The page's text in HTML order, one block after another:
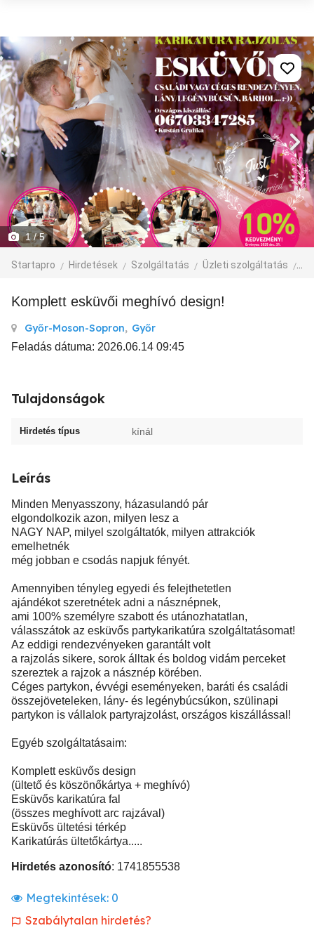
1/ 5
Startapro Hirdetések Szolgáltatás Üzleti szolgáltatás
Komplett esküvői meghívó design!
Győr-Moson-Sopron, Győr
Feladás dátuma: 2026.06.14 09:45
Tulajdonságok
Hirdetés típus kínál
Leírás
Minden Menyasszony, házasulandó pár
elgondolkozik azon, milyen lesz a
NAGY NAP, milyel szolgáltatók, milyen attrakciók
emelhetnék
még jobban e csodás napjuk fényét.
Amennyiben tényleg egyedi és felejthetetlen
ajándékot szeretnétek adni a násznépnek,
ami 100% személyre szabott és utánozhatatlan,
válasszátok az esküvős partykarikatúra szolgáltatásomat!
Az eddigi rendezvényeken garantált volt
a rajzolás sikere, sorok álltak és boldog vidám perceket
szereztek a rajzok a násznép körében.
Céges partykon, évvégi eseményeken, baráti és családi
összejöveteleken, lány- és legénybúcsúkon, szülinapi
partykon is vállalok partyrajzolást, országos kiszállással!
Egyéb szolgáltatásaim:
Komplett esküvős design
(ültető és köszönőkártya + meghívó)
Esküvős karikatúra fal
(összes meghívott arc rajzával)
Esküvős ültetési térkép
Karikatúrás ültetőkártya.....
Hirdetés azonosító: 1741855538
Megtekintések: 0
Szabálytalan hirdetés?